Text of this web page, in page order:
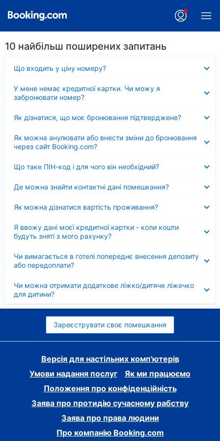
10 найбільш поширених запитань
Що входить у ціну номеру?
У мене немає кредитної картки. Чи можу я
забронювати номер?
Як дізнатися, що моє бронювання підтверджене?
Як можна анулювати або внести зміни до бронювання
через сайт Booking.com?
Що таке ПІН-код і для чого він необхідний?
Де можна знайти контактні дані помешкання?
Як можна дізнатися вартість проживання?
Я ввожу дані моєї кредитної картки - коли кошти
будуть зняті з мого рахунку?
Чи вимагається в готелі попереднє внесення депозиту
або передоплати?
Чи можна отримати додаткове ліжко/дитяче ліжечко
для дитини?
Зареєструвати своє помешкання
Версія для настільних комп'ютерів
Умови надання послуг
Як ми працюємо
Положення про конфіденційність
Заява про протидію сучасному рабству
Заява про права людини
Про компанію Booking.com